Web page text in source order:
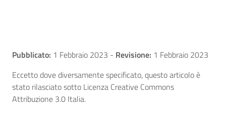
Pubblicato: 1 Febbraio 2023 - Revisione: 1 Febbraio 2023
Eccetto dove diversamente specificato, questo articolo è
stato rilasciato sotto Licenza Creative Commons
Attribuzione 3.0 Italia.